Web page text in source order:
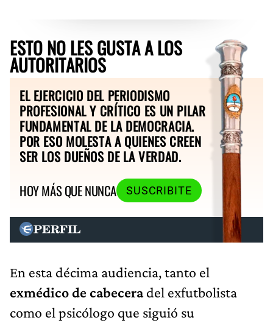
ESTO NO LES GUSTA A LOS
AUTORITARIOS
EL EJERCICIO DEL PERIODISMO
PROFESIONAL Y CRÍTICO ES UN PILAR
FUNDAMENTAL DE LA DEMOCRACIA.
POR ESO MOLESTA A QUIENES CREEN
SER LOS DUEÑOS DE LA VERDAD.
HOY MÁS QUE NUNCA
SUSCRIBITE
En esta décima audiencia, tanto el
exmédico de cabeceradel exfutbolista
como el psicólogo que siguió su